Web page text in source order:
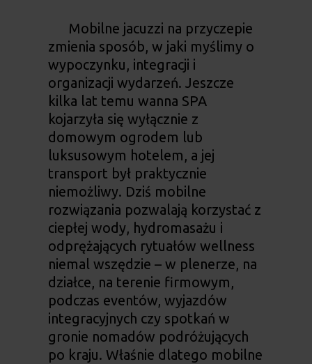
Mobilne jacuzzi na przyczepie
zmienia sposób, w jaki myślimy o
wypoczynku, integracji i
organizacji wydarzeń. Jeszcze
kilka lat temu wanna SPA
kojarzyła się wyłącznie z
domowym ogrodem lub
luksusowym hotelem, a jej
transport był praktycznie
niemożliwy. Dziś mobilne
rozwiązania pozwalają korzystać z
ciepłej wody, hydromasażu i
odprężających rytuałów wellness
niemal wszędzie – w plenerze, na
działce, na terenie firmowym,
podczas eventów, wyjazdów
integracyjnych czy spotkań w
gronie nomadów podróżujących
po kraju. Właśnie dlatego mobilne